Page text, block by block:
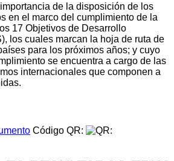
de la disposición de los
en el marco del cumplimiento de la
17 Objetivos de Desarrollo
los cuales marcan la hoja de ruta de
para los próximos años; y cuyo
se encuentra a cargo de las
internacionales que componen a
Código QR: